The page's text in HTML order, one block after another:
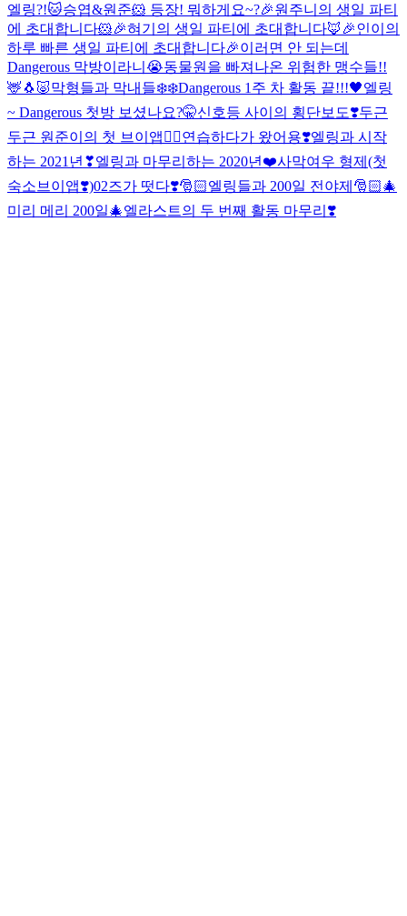
엘링?!🐱승엽&원준🐹 등장! 뭐하게요~?🎉원주니의 생일 파티
에 초대합니다🐹🎉혀기의 생일 파티에 초대합니다🦊🎉인이의
하루 빠른 생일 파티에 초대합니다🎉이러면 안 되는데
Dangerous 막방이라니😭동물원을 빠져나온 위험한 맹수들!!
🦌🐧🐷막형들과 막내들❄️❄️Dangerous 1주 차 활동 끝!!!🖤엘링
~ Dangerous 첫방 보셨나요?🤫신호등 사이의 횡단보도❣️두근
두근 원준이의 첫 브이앱✌🏻연습하다가 왔어용❣️엘링과 시작
하는 2021년❣엘링과 마무리하는 2020년❤️사막여우 형제(첫
숙소브이앱❣️)02즈가 떳다❣️🎅🏻엘링들과 200일 전야제🎅🏻🎄
미리 메리 200일🎄엘라스트의 두 번째 활동 마무리❣️